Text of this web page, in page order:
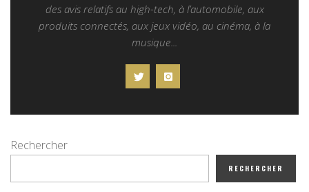
des avis relatifs au high-tech, à l’automobile, aux
produits connectés, aux jeux vidéo, au cinéma, à la
musique...
Rechercher
RECHERCHER